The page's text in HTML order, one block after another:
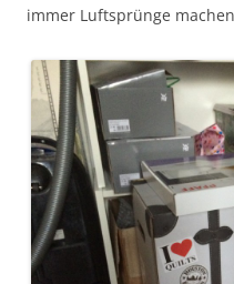
immer Luftsprünge